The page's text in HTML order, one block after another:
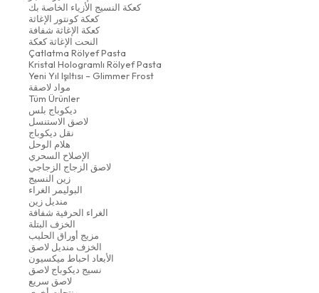
كعكة النسيج الأزياء الخاصة بك
كعكة كونتور الإغاثة
كعكة الإغاثة شفافة
النحت الإغاثة كعكة
Çatlatma Rölyef Pasta
Kristal Hologramlı Rölyef Pasta
Yeni Yıl Işıltısı – Glimmer Frost
مواد لاصقة
Tüm Ürünler
ديكوباج بلس
لاصق الاستنسل
نقل ديكوباج
هلام الوحل
الإصلاح السحري
لاصق الزجاج الزجاجي
زين النسيج
البوليمر الغراء
منديل زين
الغراء الحرفية شفافة
الخزف البتلة
مزيج أوراق الحليب
الخزف منديل لاصق
الأبعاد احباط ميكسيون
نسيج ديكوباج لاصق
لاصق سريع